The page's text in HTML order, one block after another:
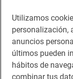
Utilizamos
personalización,
anuncios
últimos pueden
hábitos de
combinar tus